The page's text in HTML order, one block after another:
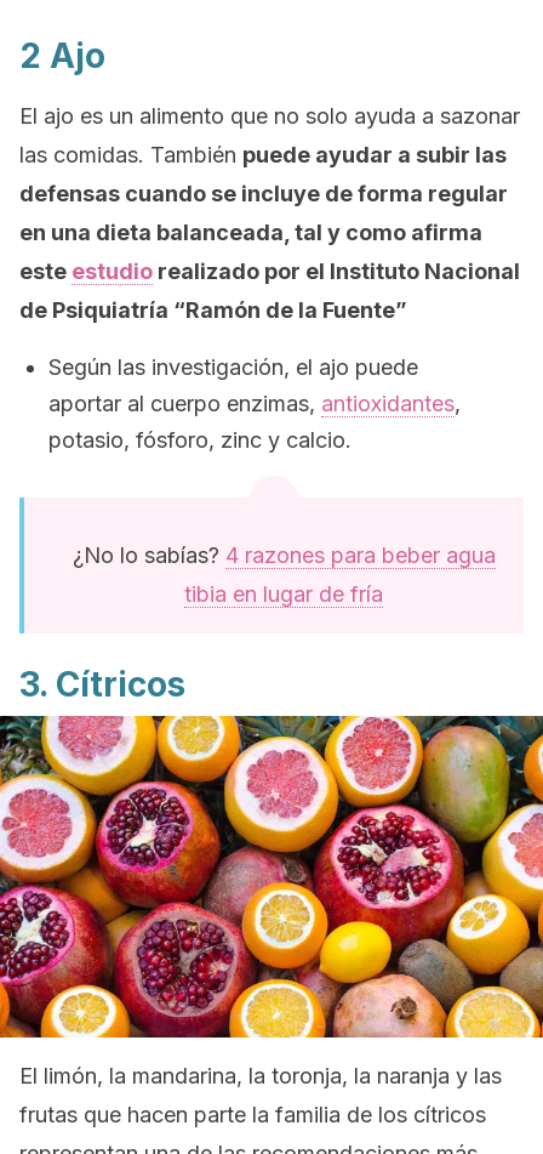
2 Ajo
El ajo es un alimento que no solo ayuda a sazonar
las comidas. También puede ayudar a subir las
defensas cuando se incluye de forma regular
en una dieta balanceada, tal y como afirma
este estudio realizado por el Instituto Nacional
de Psiquiatría “Ramón de la Fuente”
Según las investigación, el ajo puede
aportar al cuerpo enzimas, antioxidantes,
potasio, fósforo, zinc y calcio.
¿No lo sabías? 4 razones para beber agua
tibia en lugar de fría
3. Cítricos
El limón, la mandarina, la toronja, la naranja y las
frutas que hacen parte la familia de los cítricos